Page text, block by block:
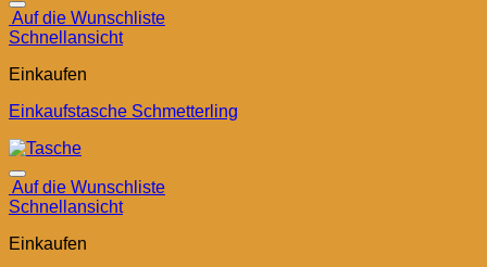
Auf die Wunschliste
Schnellansicht
Einkaufen
Einkaufstasche Schmetterling
Auf die Wunschliste
Schnellansicht
Einkaufen